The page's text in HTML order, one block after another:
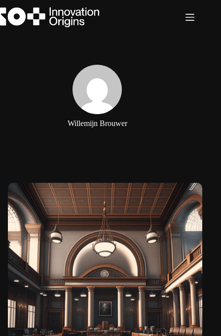
naar
de
Willemijn Brouwer